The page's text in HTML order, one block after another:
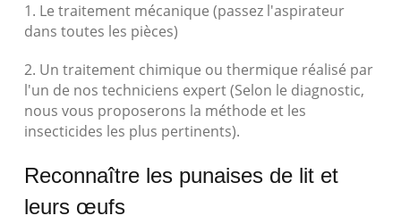
1. Le traitement mécanique (passez l'aspirateur
dans toutes les pièces)
2. Un traitement chimique ou thermique réalisé par
l'un de nos techniciens expert (Selon le diagnostic,
nous vous proposerons la méthode et les
insecticides les plus pertinents).
Reconnaître les punaises de lit et
leurs œufs